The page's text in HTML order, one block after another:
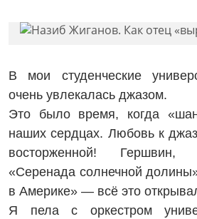
В мои студенческие
очень увлекалась джазом.
Это было время, когда
наших сердцах. Любовь к
восторженной!
«Серенада солнечной
в Америке» — всё это
Я пела с оркестром